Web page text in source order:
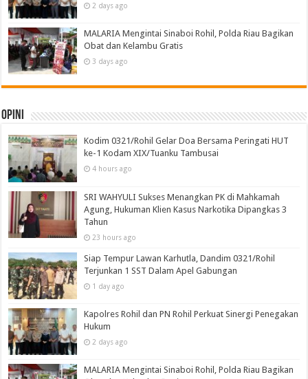
2 days ago
MALARIA Mengintai Sinaboi Rohil, Polda Riau Bagikan
Obat dan Kelambu Gratis
3 days ago
Opini
Kodim 0321/Rohil Gelar Doa Bersama Peringati HUT
ke-1 Kodam XIX/Tuanku Tambusai
4 hours ago
SRI WAHYULI Sukses Menangkan PK di Mahkamah
Agung, Hukuman Klien Kasus Narkotika Dipangkas 3
Tahun
23 hours ago
Siap Tempur Lawan Karhutla, Dandim 0321/Rohil
Terjunkan 1 SST Dalam Apel Gabungan
1 day ago
Kapolres Rohil dan PN Rohil Perkuat Sinergi Penegakan
Hukum
2 days ago
MALARIA Mengintai Sinaboi Rohil, Polda Riau Bagikan